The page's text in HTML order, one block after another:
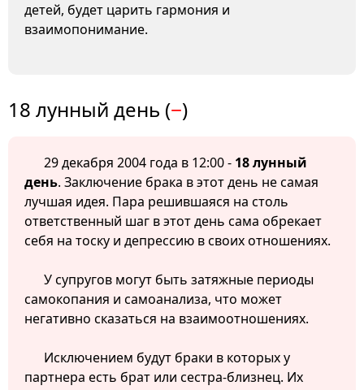
детей, будет царить гармония и
взаимопонимание.
18 лунный день (−)
29 декабря 2004 года в 12:00 - 18 лунный
день. Заключение брака в этот день не самая
лучшая идея. Пара решившаяся на столь
ответственный шаг в этот день сама обрекает
себя на тоску и депрессию в своих отношениях.
У супругов могут быть затяжные периоды
самокопания и самоанализа, что может
негативно сказаться на взаимоотношениях.
Исключением будут браки в которых у
партнера есть брат или сестра-близнец. Их